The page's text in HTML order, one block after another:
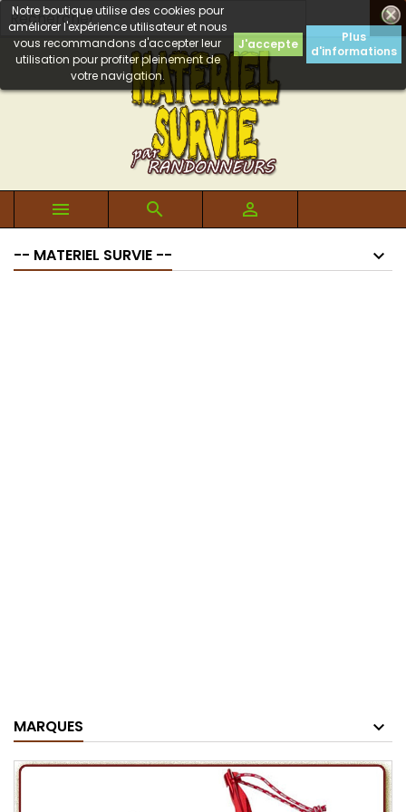

Notre boutique utilise des cookies pour
améliorer l'expérience utilisateur et nous
vous recommandons d'accepter leur
utilisation pour profiter pleinement de
votre navigation.
J'accepte
Plus
d'informations
  
-- MATERIEL SURVIE --
MARQUES